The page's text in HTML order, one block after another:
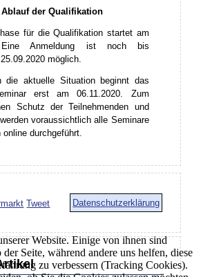
der Qualifikation
für die Qualifikation startet am
Eine Anmeldung ist noch bis
möglich.
die aktuelle Situation beginnt das
erst am 06.11.2020. Zum
Schutz der Teilnehmenden und
voraussichtlich alle Seminare
durchgeführt.
Tweet Datenschutzerklärung
Website. Einige von ihnen sind
Seite, während andere uns helfen, diese
zu verbessern (Tracking Cookies).